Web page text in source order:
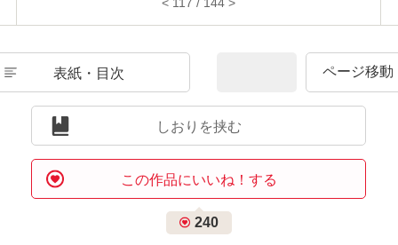
表紙・目次
しおりを挟む
この作品にいいね！する
240